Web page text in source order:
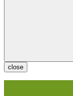
close